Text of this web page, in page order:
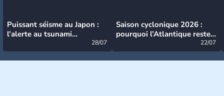
Puissant séisme au Japon :
l’alerte au tsunami
28/07
Saison cyclonique 2026 :
pourquoi l’Atlantique reste
22/07